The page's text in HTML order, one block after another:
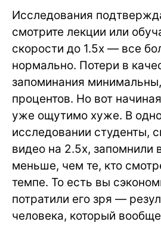
Исследования
смотрите лекции или
скорости до 1.5x — все
нормально. Потери в
запоминания
процентов. Но вот
уже ощутимо хуже. В
исследовании студенты,
видео на 2.5x, запомнили
меньше, чем те, кто
темпе. То есть вы
потратили его зря —
человека, который